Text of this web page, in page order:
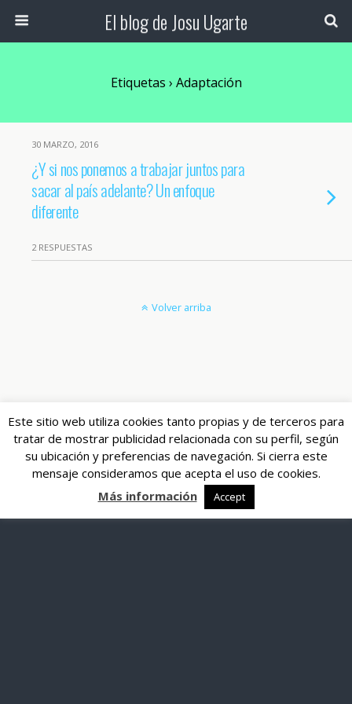
El blog de Josu Ugarte
Etiquetas › Adaptación
30 MARZO, 2016
¿Y si nos ponemos a trabajar juntos para
sacar al país adelante? Un enfoque
diferente
2 RESPUESTAS
Este sitio web utiliza cookies tanto propias y de terceros para
tratar de mostrar publicidad relacionada con su perfil, según
su ubicación y preferencias de navegación. Si cierra este
mensaje consideramos que acepta el uso de cookies.
Más información
Accept
Volver arriba